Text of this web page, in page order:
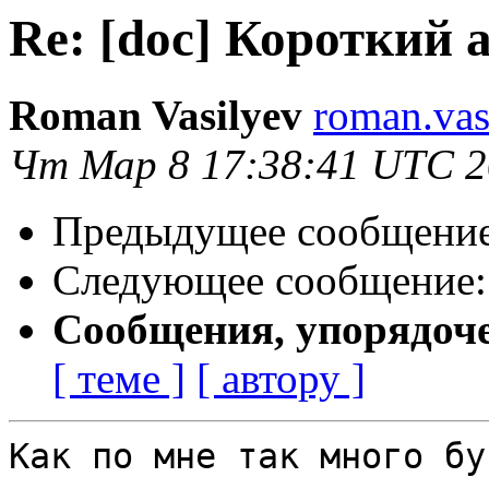
Re: [doc] Короткий
Roman Vasilyev
Чт Мар 8 17:38:41 UTC
Предыдущее
Следующее
Сообщения,
[ теме ] [ автору ]
Как по мне так много